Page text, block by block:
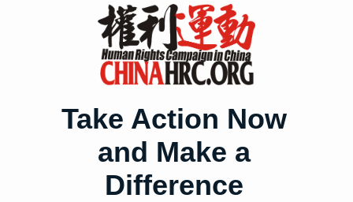
Take Action Now
and Make a
Difference